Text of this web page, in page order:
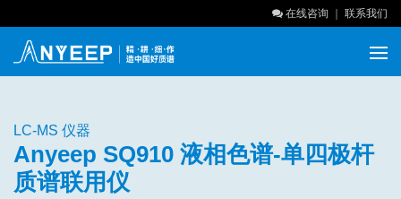
在线咨询 联系我们
LC-MS 仪器
Anyeep SQ910 液相色谱-单四极杆
质谱联用仪